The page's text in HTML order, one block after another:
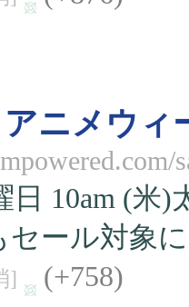
アニメウ
日 10am (米
セール対象
] (+758)